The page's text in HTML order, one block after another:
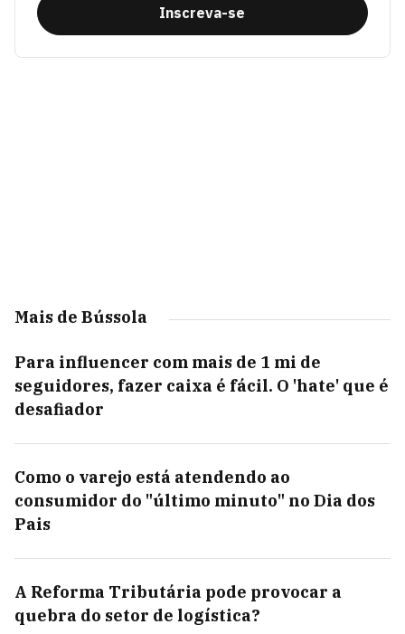
Inscreva-se
Mais de Bússola
Para influencer com mais de 1 mi de
seguidores, fazer caixa é fácil. O 'hate' que é
desafiador
Como o varejo está atendendo ao
consumidor do "último minuto" no Dia dos
Pais
A Reforma Tributária pode provocar a
quebra do setor de logística?